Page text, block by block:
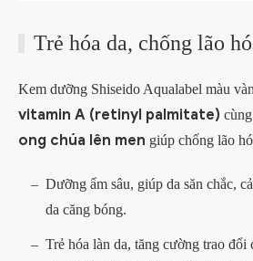
Trẻ hóa da, chống lão
Kem dưỡng Shiseido Aqualabel màu
vitamin A (retinyl palmitate) cùng
ong chúa lên men giúp chống lão
Dưỡng ẩm sâu, giúp da săn chắc,
da căng bóng.
Trẻ hóa làn da, tăng cường trao đổi